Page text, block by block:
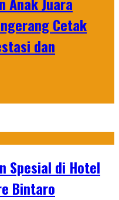
Cetak
dan
Spesial di Hotel
Bintaro